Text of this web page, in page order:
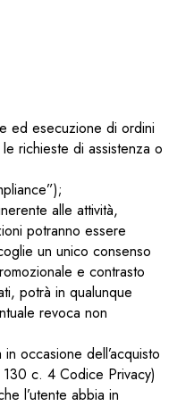
ed esecuzione di ordini
richieste di assistenza o
alle attività,
potranno essere
un unico consenso
e contrasto
potrà in qualunque
revoca non
occasione dell’acquisto
c. 4 Codice Privacy)
l’utente abbia in